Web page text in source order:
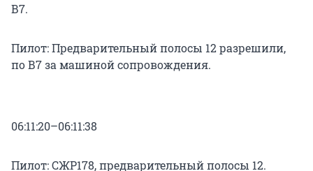
В7.
Пилот: Предварительный полосы 12 разрешили,
по В7 за машиной сопровождения.
06:11:20–06:11:38
Пилот: СЖР178, предварительный полосы 12.